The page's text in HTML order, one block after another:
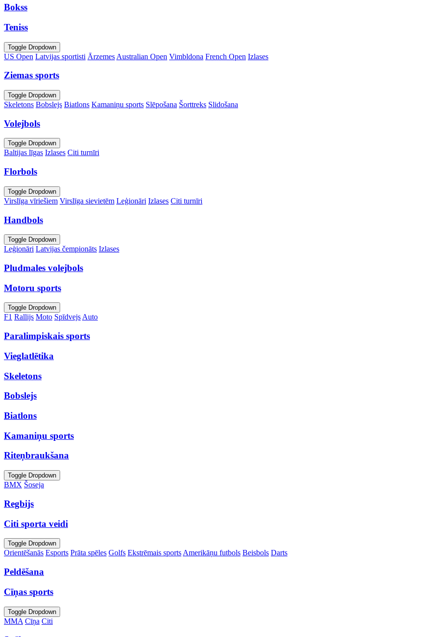
Bokss
Teniss
Toggle Dropdown
US Open Latvijas sportisti Ārzemes Australian Open Vimbldona French Open Izlases
Ziemas sports
Toggle Dropdown
Skeletons Bobslejs Biatlons Kamaniņu sports Slēpošana Šorttreks Slidošana
Volejbols
Toggle Dropdown
Baltijas līgas Izlases Citi turnīri
Florbols
Toggle Dropdown
Virslīga vīriešiem Virslīga sievietēm Leģionāri Izlases Citi turnīri
Handbols
Toggle Dropdown
Leģionāri Latvijas čempionāts Izlases
Pludmales volejbols
Motoru sports
Toggle Dropdown
F1 Rallijs Moto SpīdvejsAuto
Paralimpiskais sports
Vieglatlētika
Skeletons
Bobslejs
Biatlons
Kamaniņu sports
Riteņbraukšana
Toggle Dropdown
BMX Šoseja
Regbijs
Citi sporta veidi
Toggle Dropdown
Orientēšanās Esports Prāta spēles Golfs Ekstrēmais sports Amerikāņu futbols Beisbols Darts
Peldēšana
Cīņas sports
Toggle Dropdown
MMA Cīņa Citi